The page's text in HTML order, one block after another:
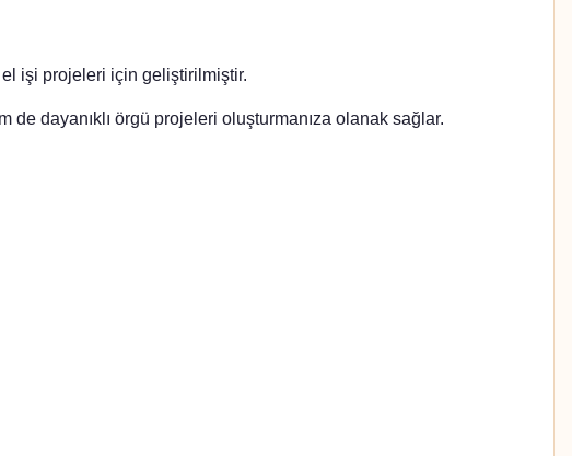
işi projeleri için geliştirilmiştir.
dayanıklı örgü projeleri oluşturmanıza olanak sağlar.